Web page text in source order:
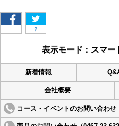
?
表示モード：スマー
新着情報
会社概要
コース・イベントのお問い合わせ